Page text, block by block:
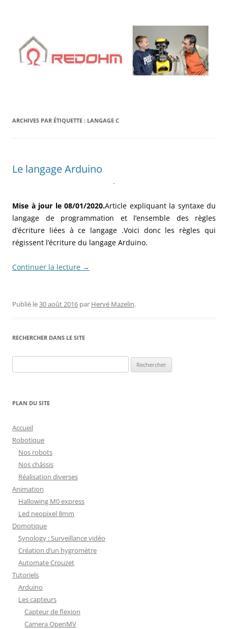
ARCHIVES PAR ÉTIQUETTE : LANGAGE C
Le langage Arduino
.
Mise à jour le 08/01/2020.Article expliquant la syntaxe du
langage de programmation et l’ensemble des règles
d’écriture liées à ce langage .Voici donc les règles qui
régissent l’écriture du langage Arduino.
Continuer la lecture →
Publié le30 août 2016 par Hervé Mazelin.
RECHERCHER DANS LE SITE
PLAN DU SITE
Accueil
Robotique
Nos robots
Nos châssis
Réalisation diverses
Animation
Hallowing M0 express
Led neopixel 8mm
Domotique
Synology : Surveillance vidéo
Création d’un hygromètre
Automate Crouzet
Tutoriels
Arduino
Les capteurs
Capteur de flexion
Camera OpenMV